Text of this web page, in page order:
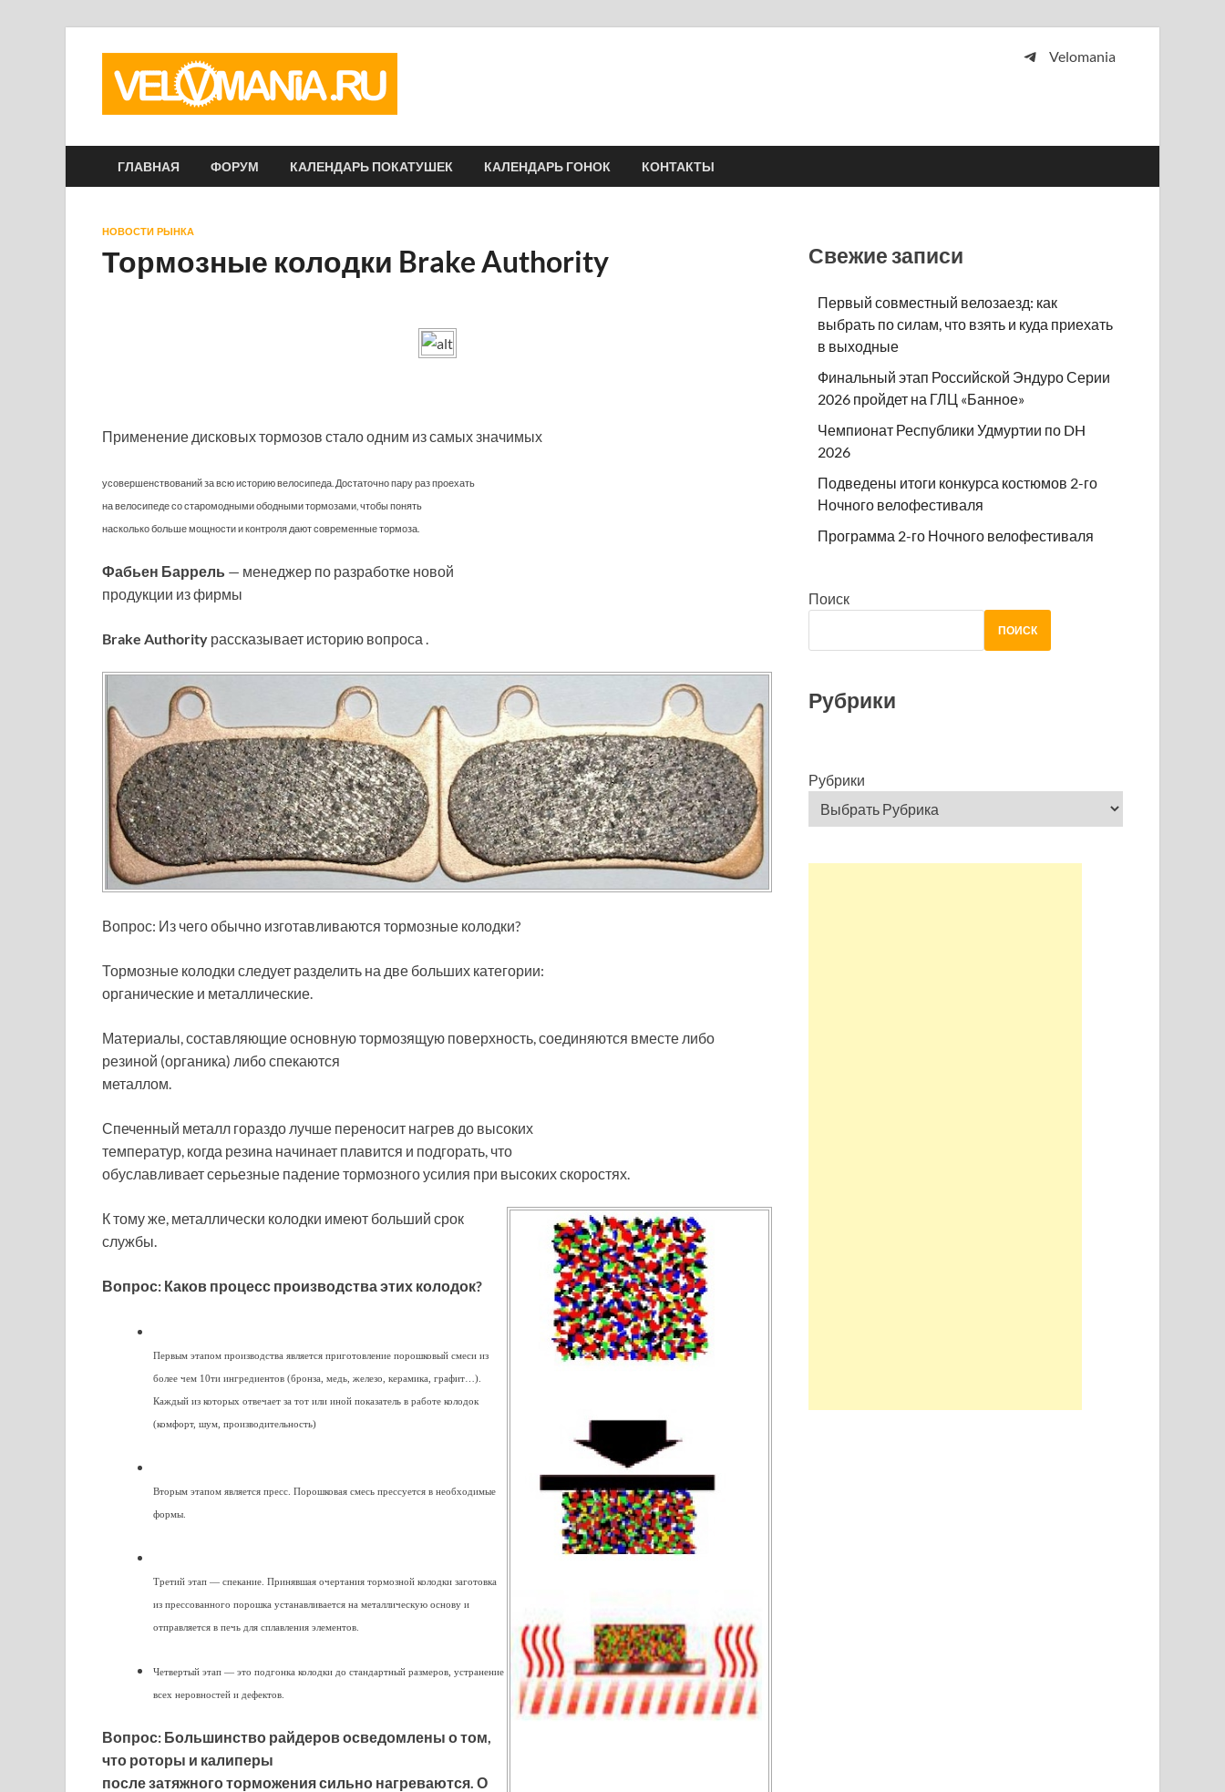
Velomania
ГЛАВНАЯ ФОРУМ КАЛЕНДАРЬ ПОКАТУШЕК КАЛЕНДАРЬ ГОНОК КОНТАКТЫ
НОВОСТИ РЫНКА
Тормозные колодки Brake Authority
Применение дисковых тормозов стало одним из самых значимых
усовершенствований за всю историю велосипеда. Достаточно пару раз проехать
на велосипеде со старомодными ободными тормозами, чтобы понять
насколько больше мощности и контроля дают современные тормоза.
Фабьен Баррель — менеджер по разработке новой
продукции из фирмы
Brake Authority рассказывает историю вопроса .
Вопрос: Из чего обычно изготавливаются тормозные колодки?
Тормозные колодки следует разделить на две больших категории:
органические и металлические.
Материалы, составляющие основную тормозящую поверхность, соединяются вместе либо
резиной (органика) либо спекаются
металлом.
Спеченный металл гораздо лучше переносит нагрев до высоких
температур, когда резина начинает плавится и подгорать, что
обуславливает серьезные падение тормозного усилия при высоких скоростях.
К тому же, металлически колодки имеют больший срок
службы.
Вопрос: Каков процесс производства этих колодок?
Первым этапом производства является приготовление порошковый смеси из
более чем 10ти ингредиентов (бронза, медь, железо, керамика, графит…).
Каждый из которых отвечает за тот или иной показатель в работе колодок
(комфорт, шум, производительность)
Вторым этапом является пресс. Порошковая смесь прессуется в необходимые
формы.
Третий этап — спекание. Принявшая очертания тормозной колодки заготовка
из прессованного порошка устанавливается на металлическую основу и
отправляется в печь для сплавления элементов.
Четвертый этап — это подгонка колодки до стандартный размеров, устранение
всех неровностей и дефектов.
Вопрос: Большинство райдеров осведомлены о том,
что роторы и калиперы
после затяжного торможения сильно нагреваются. О
Свежие записи
Первый совместный велозаезд: как
выбрать по силам, что взять и куда приехать
в выходные
Финальный этап Российской Эндуро Серии
2026 пройдет на ГЛЦ «Банное»
Чемпионат Республики Удмуртии по DH
2026
Подведены итоги конкурса костюмов 2-го
Ночного велофестиваля
Программа 2-го Ночного велофестиваля
Поиск
ПОИСК
Рубрики
Рубрики